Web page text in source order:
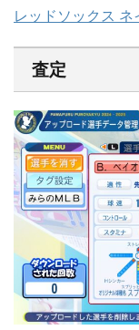
レッドソックス ネ
査定